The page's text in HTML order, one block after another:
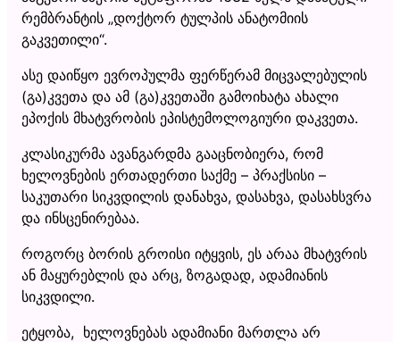
რემბრანტის „დოქტორ ტულპის ანატომიის
გაკვეთილი“.
ასე დაიწყო ევროპულმა ფერწერამ მიცვალებულის
(გა)კვეთა და ამ (გა)კვეთაში გამოიხატა ახალი
ეპოქის მხატვრობის ეპისტემოლოგიური დაკვეთა.
კლასიკურმა ავანგარდმა გააცნობიერა, რომ
ხელოვნების ერთადერთი საქმე – პრაქსისი –
საკუთარი სიკვდილის დანახვა, დასახვა, დასახსვრა
და ინსცენირებაა.
როგორც ბორის გროისი იტყვის, ეს არაა მხატვრის
ან მაყურებლის და არც, ზოგადად, ადამიანის
სიკვდილი.
ეტყობა, ხელოვნებას ადამიანი მართლა არ